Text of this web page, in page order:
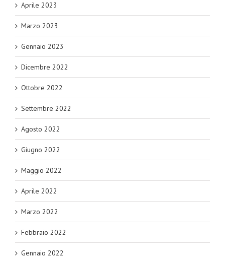
Aprile 2023
Marzo 2023
Gennaio 2023
Dicembre 2022
Ottobre 2022
Settembre 2022
Agosto 2022
Giugno 2022
Maggio 2022
Aprile 2022
Marzo 2022
Febbraio 2022
Gennaio 2022